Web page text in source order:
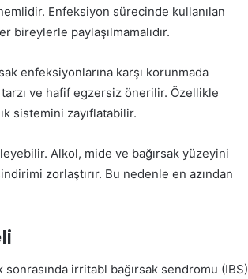
Enfeksiyon sürecinde kullanılan
bireylerle paylaşılmamalıdır.
enfeksiyonlarına karşı korunmada
ve hafif egzersiz önerilir. Özellikle
sistemini zayıflatabilir.
Alkol, mide ve bağırsak yüzeyini
zorlaştırır. Bu nedenle en azından
irritabl bağırsak sendromu (IBS)